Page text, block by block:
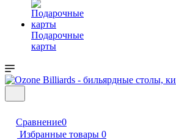
Подарочные
карты
Сравнение0
Избранные товары 0